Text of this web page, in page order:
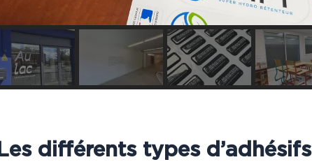
Les différents types d’adhésifs